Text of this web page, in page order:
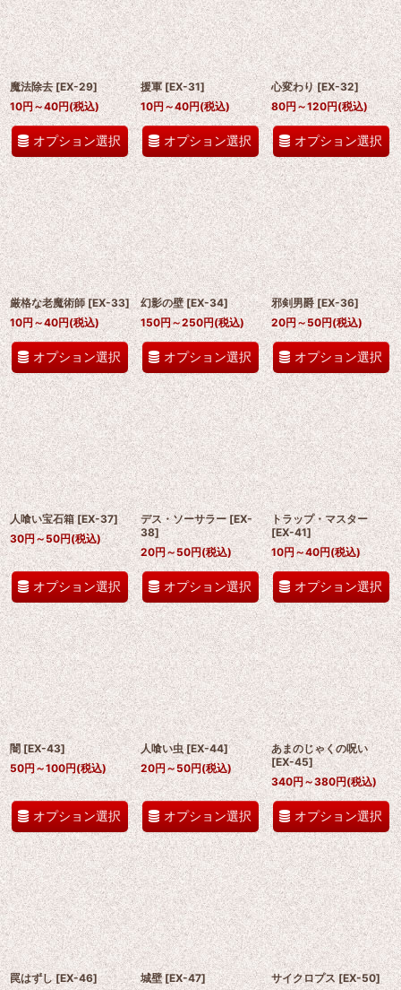
魔法除去 [EX-29]
10円～40円(税込)
オプション選択
援軍 [EX-31]
10円～40円(税込)
オプション選択
心変わり [EX-32]
80円 ～120円(税込)
オプション選択
厳格な老魔術師 [EX-33]
10円～40円(税込)
オプション選択
幻影の壁 [EX-34]
150円～250円(税込)
オプション選択
邪剣男爵 [EX-36]
20円～50円(税込)
オプション選択
人喰い宝石箱 [EX-37]
30円～50円(税込)
オプション選択
デス・ソーサラー [EX-
38]
20円～50円(税込)
オプション選択
トラップ・マスター
[EX-41]
10円～40円(税込)
オプション選択
闇 [EX-43]
50円～100円(税込)
オプション選択
人喰い虫 [EX-44]
20円 ～50円(税込)
オプション選択
あまのじゃくの呪い
[EX-45]
340円～380円(税込)
オプション選択
罠はずし [EX-46]
城壁 [EX-47]
サイクロプス [EX-50]